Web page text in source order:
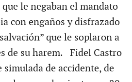
le negaban el mandato
con engaños y disfrazado
que le soplaron a
de su harem. Fidel Castro
de accidente, de